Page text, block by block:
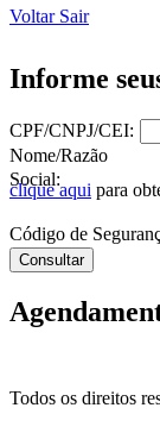
Voltar Sair
Informe
CPF/CNPJ/CEI:
Nome/Razão
Social:
clique aqui para
Código de
Todos os direitos